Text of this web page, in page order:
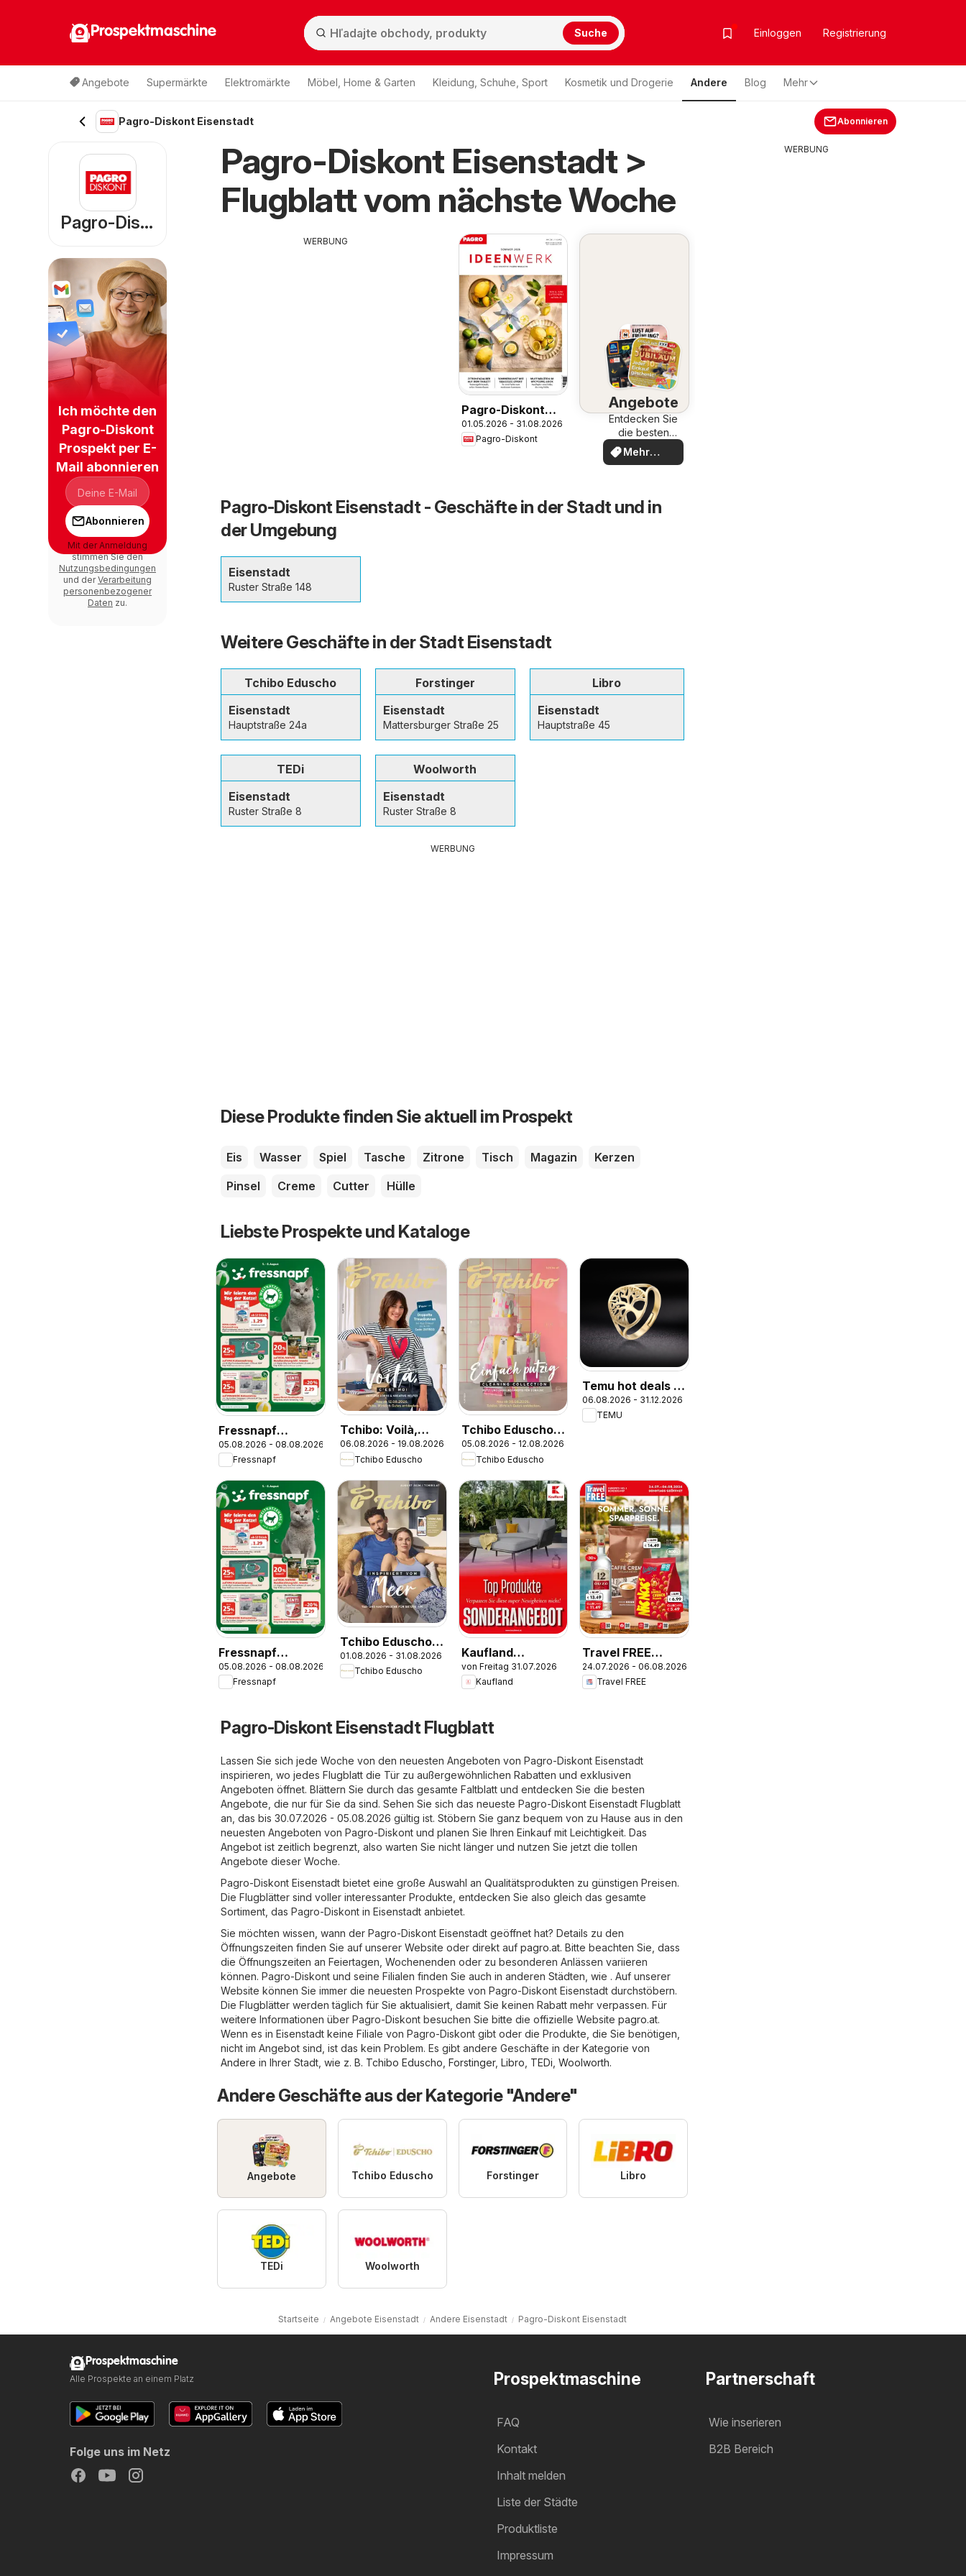
Prospektmaschine Suche Einloggen Registrierung
Angebote Supermärkte Elektromärkte Möbel, Home & Garten Kleidung, Schuhe, Sport Kosmetik und Drogerie Andere Blog Mehr
Pagro-Diskont Eisenstadt Abonnieren
Pagro-Diskont Eisenstadt >
Flugblatt vom nächste Woche
WERBUNG
Pagro-Diskont
Ideenwerk
01.05.2026 - 31.08.2026
Pagro-Diskont
Angebote
Entdecken Sie
die besten
Angebote
Mehr
entdecken
Pagro-Diskont Eisenstadt - Geschäfte in der Stadt und in
der Umgebung
Eisenstadt
Ruster Straße 148
Weitere Geschäfte in der Stadt Eisenstadt
Tchibo Eduscho
Eisenstadt
Hauptstraße 24a
Forstinger
Eisenstadt
Mattersburger Straße 25
Libro
Eisenstadt
Hauptstraße 45
TEDi
Eisenstadt
Ruster Straße 8
Woolworth
Eisenstadt
Ruster Straße 8
WERBUNG
Diese Produkte finden Sie aktuell im Prospekt
Eis Wasser Spiel Tasche Zitrone Tisch Magazin
Kerzen
Pinsel
Creme Cutter Hülle
Liebste Prospekte und Kataloge
Fressnapf
Angebote
05.08.2026 - 08.08.2026
Fressnapf
Tchibo: Voilà,
c'est moi
06.08.2026 - 19.08.2026
Tchibo Eduscho
Tchibo Eduscho
Tchibo Magazin
05.08.2026 - 12.08.2026
Tchibo Eduscho
Temu hot deals –
Austria
06.08.2026 - 31.12.2026
TEMU
Fressnapf
Flugblatt
05.08.2026 - 08.08.2026
Fressnapf
Tchibo Eduscho -
Katalog August
2026
01.08.2026 - 31.08.2026
Tchibo Eduscho
Kaufland
Flugblatt
von Freitag 31.07.2026
Kaufland
Travel FREE
Flugblatt
24.07.2026 - 06.08.2026
Travel FREE
Pagro-Diskont Eisenstadt Flugblatt
Lassen Sie sich jede Woche von den neuesten Angeboten von Pagro-Diskont Eisenstadt
inspirieren, wo jedes Flugblatt die Tür zu außergewöhnlichen Rabatten und exklusiven
Angeboten öffnet. Blättern Sie durch das gesamte Faltblatt und entdecken Sie die besten
Angebote, die nur für Sie da sind. Sehen Sie sich das neueste Pagro-Diskont Eisenstadt Flugblatt
an, das bis 30.07.2026 - 05.08.2026 gültig ist. Stöbern Sie ganz bequem von zu Hause aus in den
neuesten Angeboten von Pagro-Diskont und planen Sie Ihren Einkauf mit Leichtigkeit. Das
Angebot ist zeitlich begrenzt, also warten Sie nicht länger und nutzen Sie jetzt die tollen
Angebote dieser Woche.
Pagro-Diskont Eisenstadt bietet eine große Auswahl an Qualitätsprodukten zu günstigen Preisen.
Die Flugblätter sind voller interessanter Produkte, entdecken Sie also gleich das gesamte
Sortiment, das Pagro-Diskont in Eisenstadt anbietet.
Sie möchten wissen, wann der Pagro-Diskont Eisenstadt geöffnet hat? Details zu den
Öffnungszeiten finden Sie auf unserer Website oder direkt auf pagro.at. Bitte beachten Sie, dass
die Öffnungszeiten an Feiertagen, Wochenenden oder zu besonderen Anlässen variieren
können. Pagro-Diskont und seine Filialen finden Sie auch in anderen Städten, wie . Auf unserer
Website können Sie immer die neuesten Prospekte von Pagro-Diskont Eisenstadt durchstöbern.
Die Flugblätter werden täglich für Sie aktualisiert, damit Sie keinen Rabatt mehr verpassen. Für
weitere Informationen über Pagro-Diskont besuchen Sie bitte die offizielle Website pagro.at.
Wenn es in Eisenstadt keine Filiale von Pagro-Diskont gibt oder die Produkte, die Sie benötigen,
nicht im Angebot sind, ist das kein Problem. Es gibt andere Geschäfte in der Kategorie von
Andere in Ihrer Stadt, wie z. B. Tchibo Eduscho Forstinger, Libro TEDi Woolworth.
Andere Geschäfte aus der Kategorie "Andere"
Angebote Tchibo Eduscho Forstinger Libro
TEDi Woolworth
Startseite Angebote Eisenstadt Andere Eisenstadt Pagro-Diskont Eisenstadt
Pagro-Diskont
Ich möchte den
Pagro-Diskont
Prospekt per E-
Mail abonnieren
Abonnieren
Mit der Anmeldung
stimmen Sie den
Nutzungsbedingungen
und derVerarbeitung
personenbezogener
Daten zu.
WERBUNG
Prospektmaschine
FAQ
Kontakt
Inhalt melden
Liste der Städte
Produktliste
Impressum
Partnerschaft
Wie inserieren
B2B Bereich
Prospektmaschine
Alle Prospekte an einem Platz
Folge uns im Netz